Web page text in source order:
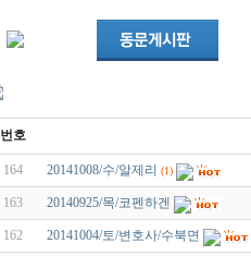
번호
164 20141008/수/알제리 (1)
163 20140925/목/코펜하겐
162 20141004/토/변호사/수북면